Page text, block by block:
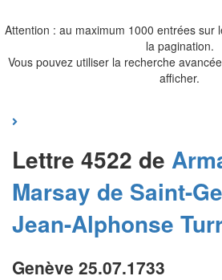
Attention : au maximum 1000 entrées sur
la pagination.
Vous pouvez utiliser la recherche
afficher.
Lettre 4522 de
Marsay de Saint-
Jean-Alphonse
Genève 25.07.1733